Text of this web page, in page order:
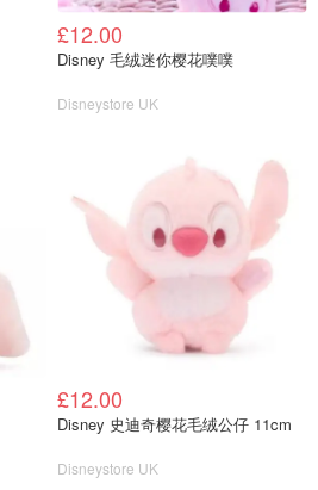
£12.00
Disney 毛绒迷你樱花噗噗
Disneystore UK
£12.00
Disney 史迪奇樱花毛绒公仔 11cm
Disneystore UK